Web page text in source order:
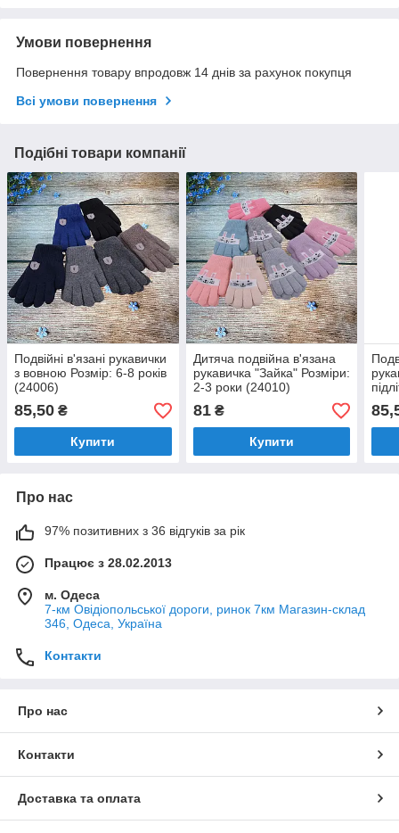
Умови повернення
Повернення товару впродовж 14 днів за рахунок покупця
Всі умови повернення
Подібні товари компанії
Подвійні в'язані рукавички
з вовною Розмір: 6-8 років
(24006)
85,50 ₴
Купити
Дитяча подвійна в'язана
рукавичка "Зайка" Розміри:
2-3 роки (24010)
81₴
Купити
Про нас
97% позитивних з 36 відгуків за рік
Працює з 28.02.2013
м. Одеса
7-км Овідіопольської дороги, ринок 7км Магазин-склад
346, Одеса, Україна
Контакти
Про нас
Контакти
Доставка та оплата